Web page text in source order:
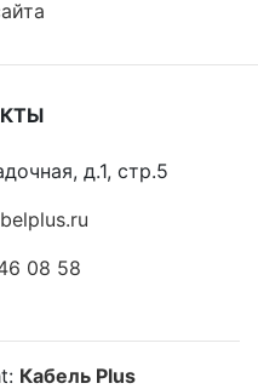
д.1, стр.5
08 58
Кабель Plus